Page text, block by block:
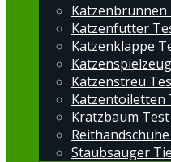
Katzenbrunnen
Katzenfutter
Katzenklappe
Katzenstreu
Katzentoiletten
Kratzbaum Test
Staubsauger